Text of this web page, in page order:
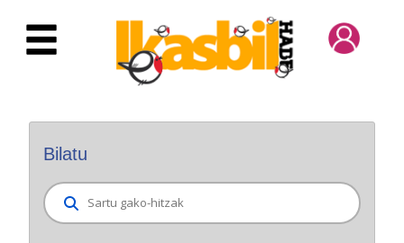
Eduki nagusira joan
Bilatu